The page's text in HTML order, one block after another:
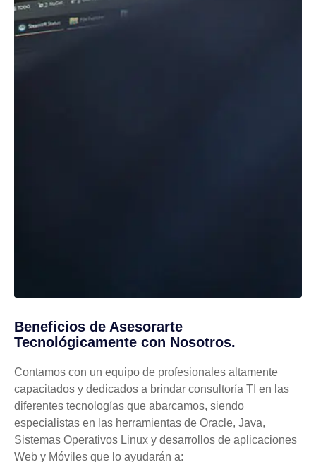
Beneficios de Asesorarte
Tecnológicamente con Nosotros.
Contamos con un equipo de profesionales altamente
capacitados y dedicados a brindar consultoría TI en las
diferentes tecnologías que abarcamos, siendo
especialistas en las herramientas de Oracle, Java,
Sistemas Operativos Linux y desarrollos de aplicaciones
Web y Móviles que lo ayudarán a: